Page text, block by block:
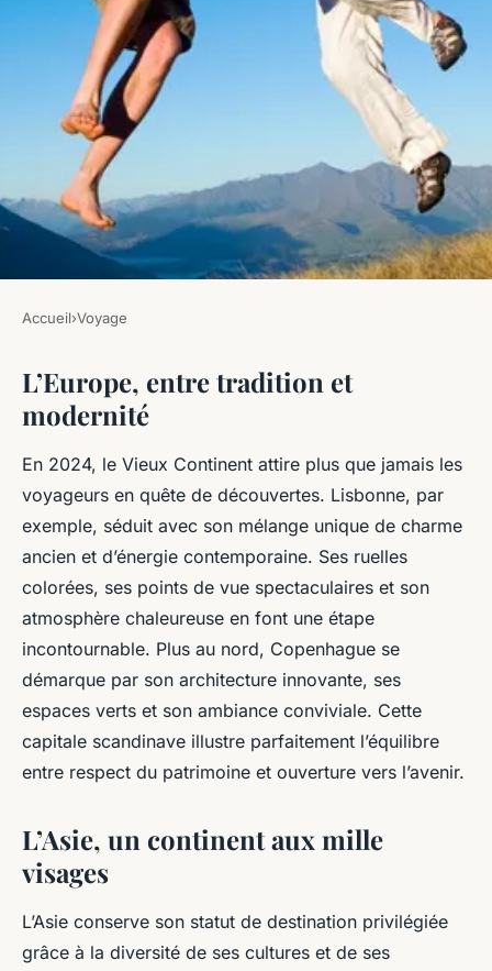
VOYAGE
Les meilleures destinations
pour 2024
Laurent•20 juin 2024•2 min de lecture
Accueil›Voyage
L’Europe, entre tradition et
modernité
En 2024, le Vieux Continent attire plus que jamais les
voyageurs en quête de découvertes. Lisbonne, par
exemple, séduit avec son mélange unique de charme
ancien et d’énergie contemporaine. Ses ruelles
colorées, ses points de vue spectaculaires et son
atmosphère chaleureuse en font une étape
incontournable. Plus au nord, Copenhague se
démarque par son architecture innovante, ses
espaces verts et son ambiance conviviale. Cette
capitale scandinave illustre parfaitement l’équilibre
entre respect du patrimoine et ouverture vers l’avenir.
L’Asie, un continent aux mille
visages
L’Asie conserve son statut de destination privilégiée
grâce à la diversité de ses cultures et de ses